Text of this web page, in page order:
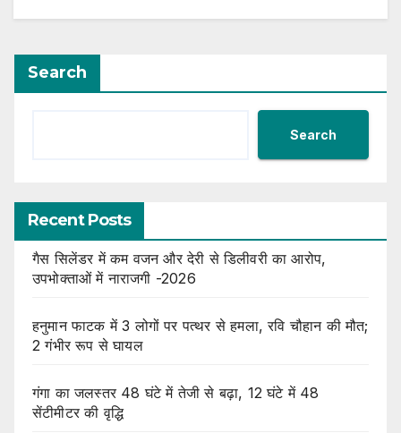
Search
Search
Recent Posts
गैस सिलेंडर में कम वजन और देरी से डिलीवरी का आरोप,
उपभोक्ताओं में नाराजगी -2026
हनुमान फाटक में 3 लोगों पर पत्थर से हमला, रवि चौहान की मौत;
2 गंभीर रूप से घायल
गंगा का जलस्तर 48 घंटे में तेजी से बढ़ा, 12 घंटे में 48
सेंटीमीटर की वृद्धि